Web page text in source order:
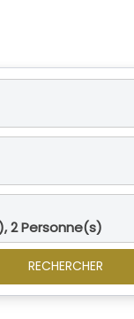
2Personne(s)
RECHERCHER